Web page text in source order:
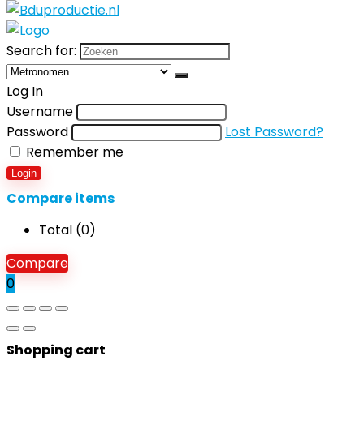
Search for:
Log In
Username
Password
Lost Password?
Remember me
Login
Compare items
Total (0)
Compare
0
Shopping cart